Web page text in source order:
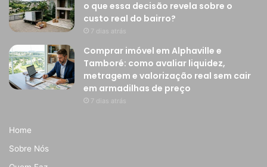
o que essa decisão revela sobre o
custo real do bairro?
7 dias atrás
Comprar imóvel em Alphaville e
Tamboré: como avaliar liquidez,
metragem e valorização real sem cair
em armadilhas de preço
7 dias atrás
Home
Sobre Nós